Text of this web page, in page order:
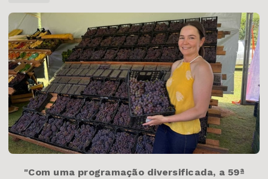
"Com uma programação diversificada, a 59ª